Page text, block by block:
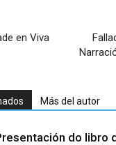
en Viva
Más del autor
do libro